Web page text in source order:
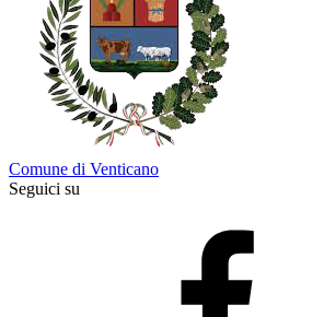
Comune di Venticano
Seguici su